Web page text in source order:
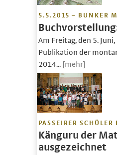
5.5.2015 – BUNKER
Am Freitag, den 5.
Publikation der
2014... [mehr]
PASSEIRER SCHÜLER
Känguru der
ausgezeichnet